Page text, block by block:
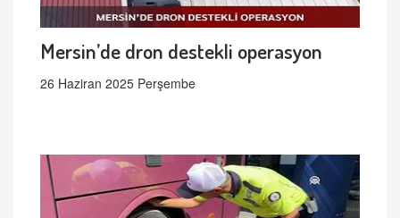
Mersin’de dron destekli operasyon
26 Haziran 2025 Perşembe